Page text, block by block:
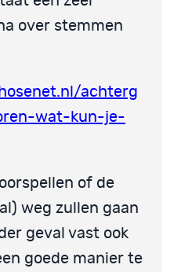
over stemmen
achterg
wat-kun-je-
of de
weg zullen gaan
geval vast ook
goede manier te